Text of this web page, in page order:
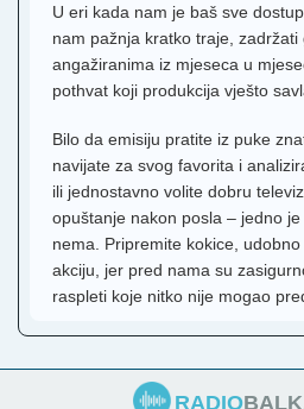
U eri kada nam je baš sve
nam pažnja kratko traje, zadržati
angažiranima iz mjeseca u
pothvat koji produkcija vješto
Bilo da emisiju pratite iz puke
navijate za svog favorita i
ili jednostavno volite dobru
opuštanje nakon posla – jedno
nema. Pripremite kokice,
akciju, jer pred nama su
raspleti koje nitko nije mogao
RADIO